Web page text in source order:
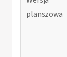
planszowa